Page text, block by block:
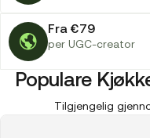
Fra €79
per UGC-creator
Populare
Tilgjengelig